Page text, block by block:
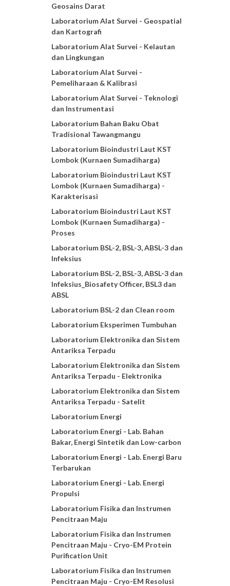
Geosains Darat
Laboratorium Alat Survei - Geospatial
dan Kartografi
Laboratorium Alat Survei - Kelautan
dan Lingkungan
Laboratorium Alat Survei -
Pemeliharaan & Kalibrasi
Laboratorium Alat Survei - Teknologi
dan Instrumentasi
Laboratorium Bahan Baku Obat
Tradisional Tawangmangu
Laboratorium Bioindustri Laut KST
Lombok (Kurnaen Sumadiharga)
Laboratorium Bioindustri Laut KST
Lombok (Kurnaen Sumadiharga) -
Karakterisasi
Laboratorium Bioindustri Laut KST
Lombok (Kurnaen Sumadiharga) -
Proses
Laboratorium BSL-2, BSL-3, ABSL-3 dan
Infeksius
Laboratorium BSL-2, BSL-3, ABSL-3 dan
Infeksius_Biosafety Officer, BSL3 dan
ABSL
Laboratorium BSL-2 dan Clean room
Laboratorium Eksperimen Tumbuhan
Laboratorium Elektronika dan Sistem
Antariksa Terpadu
Laboratorium Elektronika dan Sistem
Antariksa Terpadu - Elektronika
Laboratorium Elektronika dan Sistem
Antariksa Terpadu - Satelit
Laboratorium Energi
Laboratorium Energi - Lab. Bahan
Bakar, Energi Sintetik dan Low-carbon
Laboratorium Energi - Lab. Energi Baru
Terbarukan
Laboratorium Energi - Lab. Energi
Propulsi
Laboratorium Fisika dan Instrumen
Pencitraan Maju
Laboratorium Fisika dan Instrumen
Pencitraan Maju - Cryo-EM Protein
Purification Unit
Laboratorium Fisika dan Instrumen
Pencitraan Maju - Cryo-EM Resolusi